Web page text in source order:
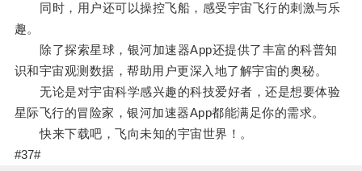
同时，用户还可以操控飞船，感受宇宙飞行的刺激与乐
趣。
除了探索星球，银河加速器App还提供了丰富的科普知
识和宇宙观测数据，帮助用户更深入地了解宇宙的奥秘。
无论是对宇宙科学感兴趣的科技爱好者，还是想要体验
星际飞行的冒险家，银河加速器App都能满足你的需求。
快来下载吧，飞向未知的宇宙世界！。
#37#